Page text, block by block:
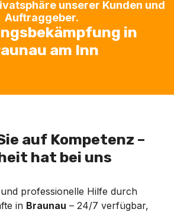
unserer Kunden und
Auftraggeber.
in
am Inn
auf Kompetenz –
hat bei uns
professionelle Hilfe durch
in Braunau – 24/7 verfügbar,